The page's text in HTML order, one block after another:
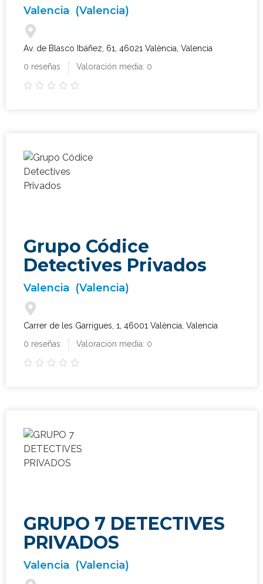
Valencia (Valencia)
Av. de Blasco Ibáñez, 61, 46021 València, Valencia
0 reseñas
Valoración media: 0
    
Grupo Códice
Detectives Privados
Valencia (Valencia)
Carrer de les Garrigues, 1, 46001 València, Valencia
0 reseñas
Valoración media: 0
    
GRUPO 7 DETECTIVES
PRIVADOS
Valencia (Valencia)